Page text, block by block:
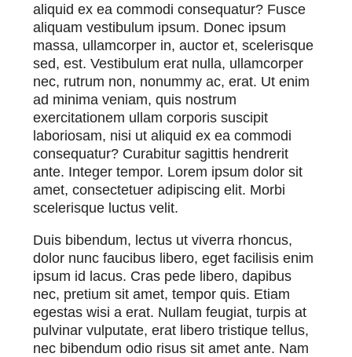
aliquid ex ea commodi consequatur? Fusce
aliquam vestibulum ipsum. Donec ipsum
massa, ullamcorper in, auctor et, scelerisque
sed, est. Vestibulum erat nulla, ullamcorper
nec, rutrum non, nonummy ac, erat. Ut enim
ad minima veniam, quis nostrum
exercitationem ullam corporis suscipit
laboriosam, nisi ut aliquid ex ea commodi
consequatur? Curabitur sagittis hendrerit
ante. Integer tempor. Lorem ipsum dolor sit
amet, consectetuer adipiscing elit. Morbi
scelerisque luctus velit.
Duis bibendum, lectus ut viverra rhoncus,
dolor nunc faucibus libero, eget facilisis enim
ipsum id lacus. Cras pede libero, dapibus
nec, pretium sit amet, tempor quis. Etiam
egestas wisi a erat. Nullam feugiat, turpis at
pulvinar vulputate, erat libero tristique tellus,
nec bibendum odio risus sit amet ante. Nam